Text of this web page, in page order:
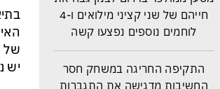
חייהם של שני קציני מילואים ו-4
לוחמים נוספים נפצעו קשה
התקיפה החריגה במשחק חסר
החשיבות מדגישה את התגברות
של
יש